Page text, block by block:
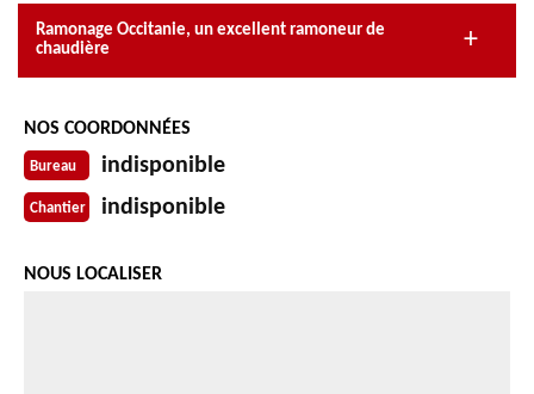
Ramonage Occitanie, un excellent ramoneur de
chaudière
NOS COORDONNÉES
Bureau indisponible
Chantier indisponible
NOUS LOCALISER